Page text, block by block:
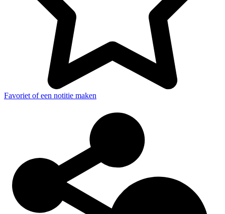
Favoriet of een notitie maken